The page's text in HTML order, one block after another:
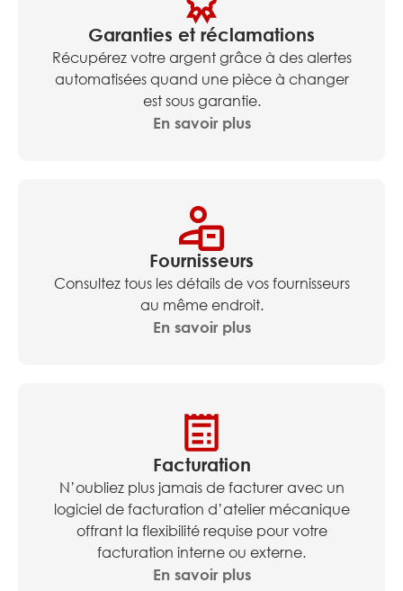
Garanties et réclamations
Récupérez votre argent grâce à des alertes
automatisées quand une pièce à changer
est sous garantie.
En savoir plus
Fournisseurs
Consultez tous les détails de vos fournisseurs
au même endroit.
En savoir plus
Facturation
N’oubliez plus jamais de facturer avec un
logiciel de facturation d’atelier mécanique
offrant la flexibilité requise pour votre
facturation interne ou externe.
En savoir plus